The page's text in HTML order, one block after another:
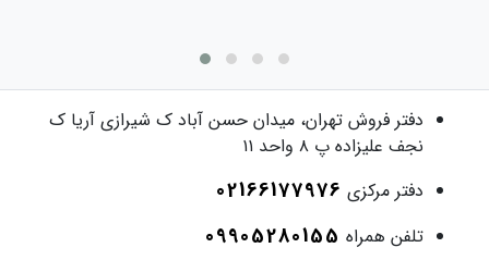
دفتر فروش تهران، میدان حسن آباد ک شیرازی آریا ک
نجف علیزاده پ ۸ واحد ۱۱
دفتر مرکزی 02166177976
تلفن همراه 09905280155